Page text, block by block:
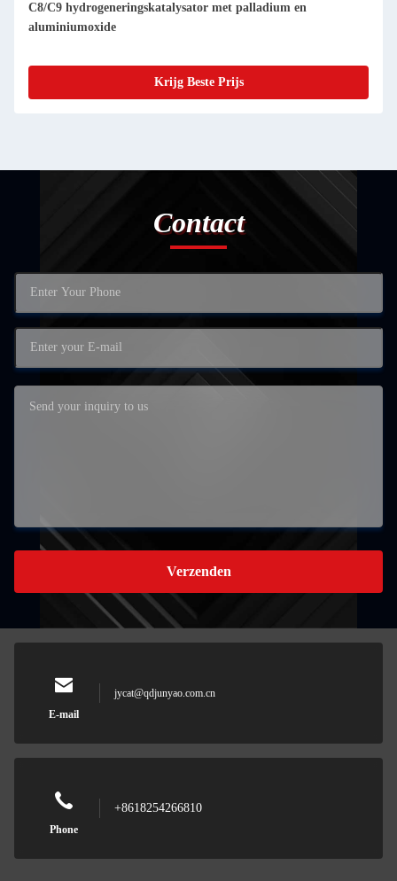
C8/C9 hydrogeneringskatalysator met palladium en
aluminiumoxide
Krijg Beste Prijs
Contact
Verzenden
E-mail
jycat@qdjunyao.com.cn
Phone
+8618254266810